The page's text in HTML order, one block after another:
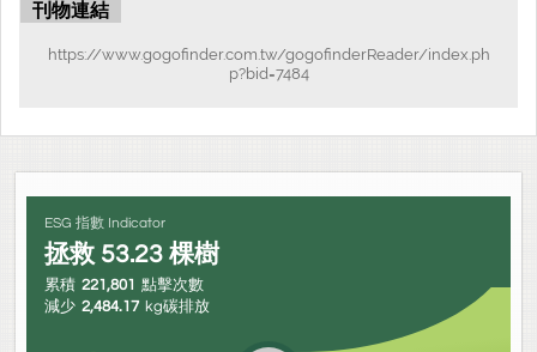
刊物連結
https://www.gogofinder.com.tw/gogofinderReader/index.ph
p?bid=7484
ESG 指數 Indicator
拯救 53.23 棵樹
累積 221,801 點擊次數
減少 2,484.17 kg碳排放